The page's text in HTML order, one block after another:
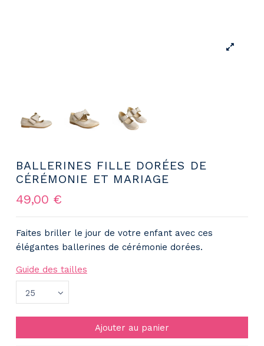
BALLERINES FILLE DORÉES DE
CÉRÉMONIE ET MARIAGE
49,00 €
Faites briller le jour de votre enfant avec ces
élégantes ballerines de cérémonie dorées.
Guide des tailles
Ajouter au panier